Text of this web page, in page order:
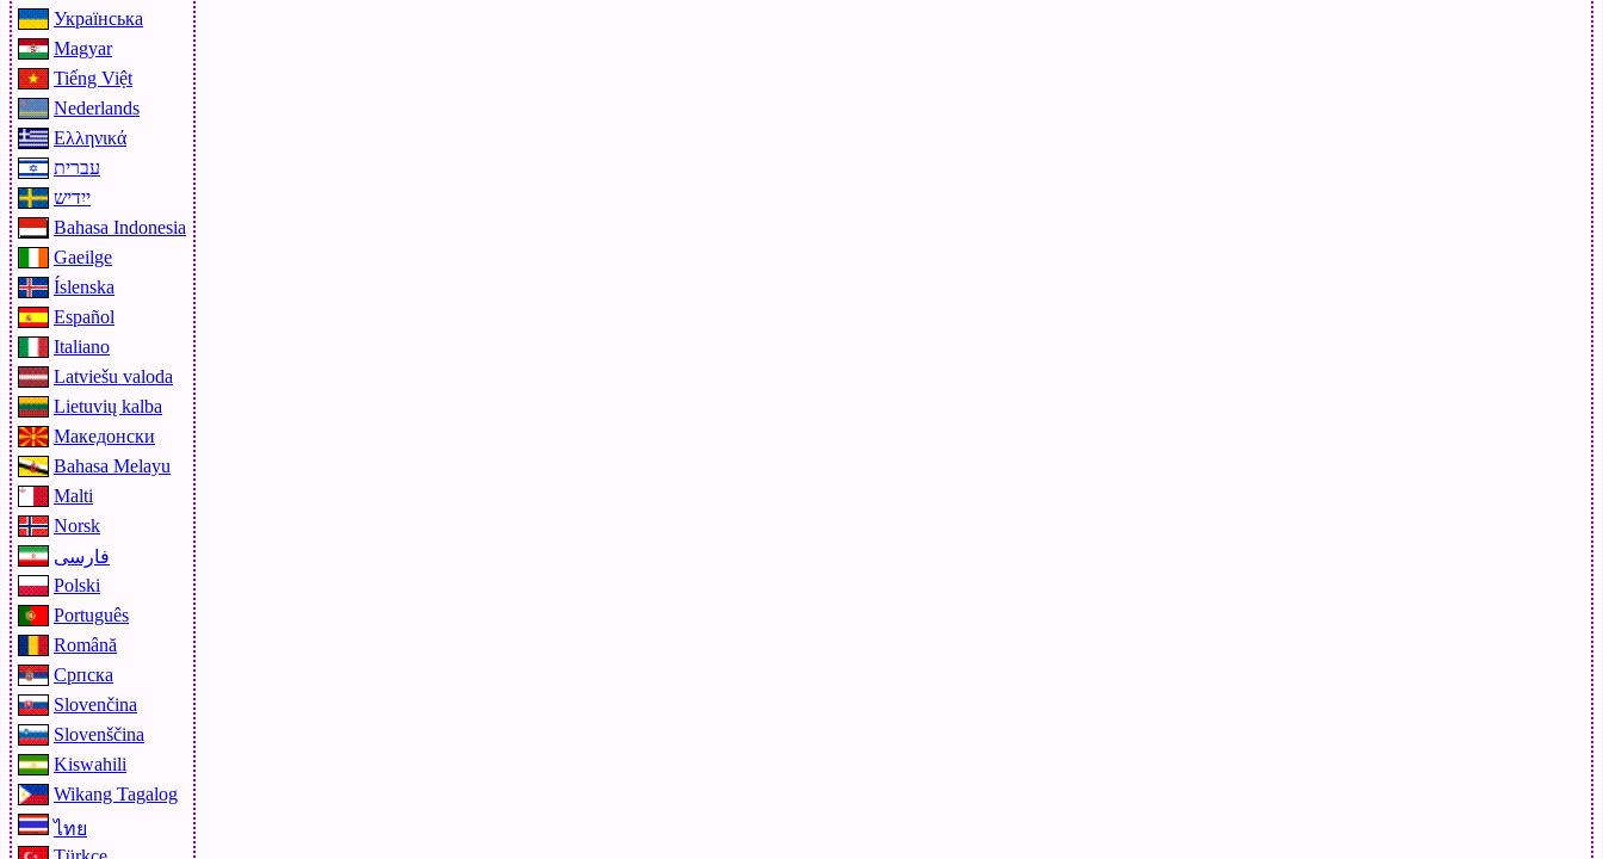
Українська
Magyar
Tiếng Việt
Nederlands
Ελληνικά
עברית
ייִדיש
Bahasa Indonesia
Gaeilge
Íslenska
Español
Italiano
Latviešu valoda
Lietuvių kalba
Македонски
Bahasa Melayu
Malti
Norsk
فارسی
Polski
Português
Română
Српска
Slovenčina
Slovenščina
Kiswahili
Wikang Tagalog
ไทย